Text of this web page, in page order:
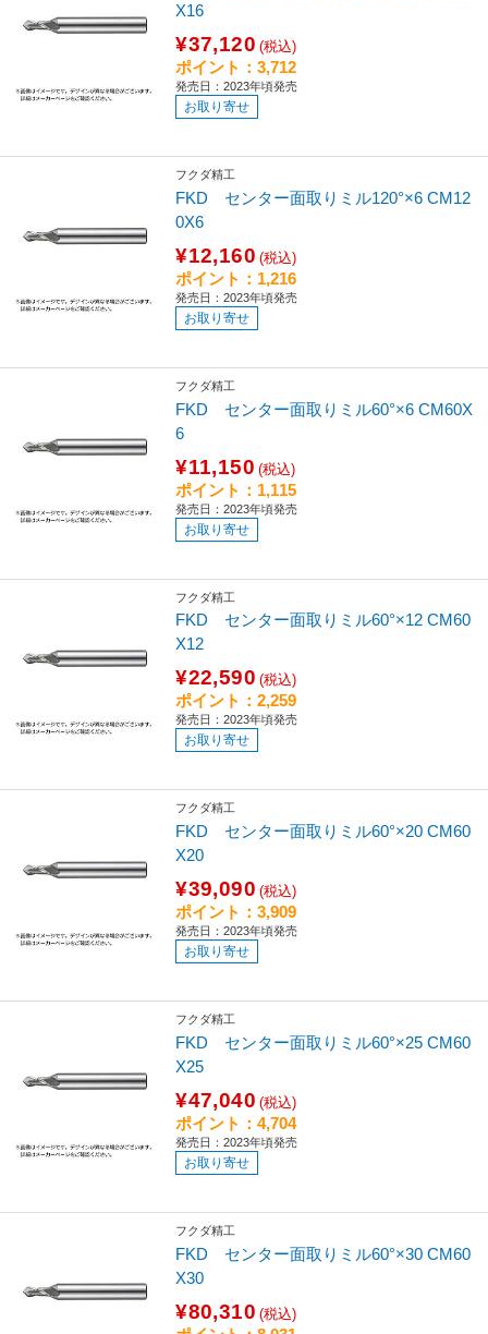
X16
¥37,120 (税込)
ポイント：3,712
発売日：2023年頃発売
お取り寄せ
フクダ精工
FKD センター面取りミル120°×6 CM12
0X6
¥12,160 (税込)
ポイント：1,216
発売日：2023年頃発売
お取り寄せ
フクダ精工
FKD センター面取りミル60°×6 CM60X
6
¥11,150 (税込)
ポイント：1,115
発売日：2023年頃発売
お取り寄せ
フクダ精工
FKD センター面取りミル60°×12 CM60
X12
¥22,590 (税込)
ポイント：2,259
発売日：2023年頃発売
お取り寄せ
フクダ精工
FKD センター面取りミル60°×20 CM60
X20
¥39,090 (税込)
ポイント：3,909
発売日：2023年頃発売
お取り寄せ
フクダ精工
FKD センター面取りミル60°×25 CM60
X25
¥47,040 (税込)
ポイント：4,704
発売日：2023年頃発売
お取り寄せ
フクダ精工
FKD センター面取りミル60°×30 CM60
X30
¥80,310 (税込)